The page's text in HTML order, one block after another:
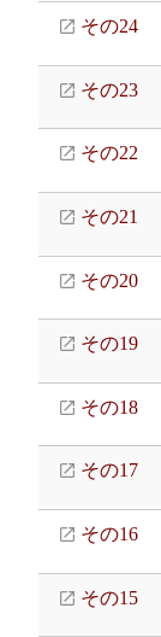
その24
その23
その22
その21
その20
その19
その18
その17
その16
その15